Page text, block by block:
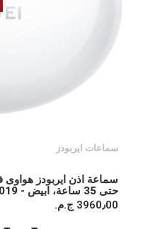
سماعات ايربودز
حتى 35 ساعة، ابيض - T0019
3960٫00 ج.م.‏